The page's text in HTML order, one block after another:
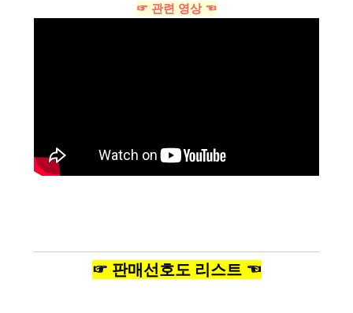
☞ 관련 영상 ☜
☞ 판매선호도 리스트 ☜